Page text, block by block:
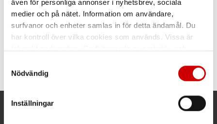
även för personliga annonser i nyhetsbrev, sociala
medier och på nätet. Information om användare,
surfvanor och enheter samlas in för detta ändamål. Du
har kontroll över vilka cookies som används. Vissa är
länder utanför EU med olika dataskyddsnormer. Genom
att godkänna samtycker du till sådana överföringar. Läs
Nödvändig
Inställningar